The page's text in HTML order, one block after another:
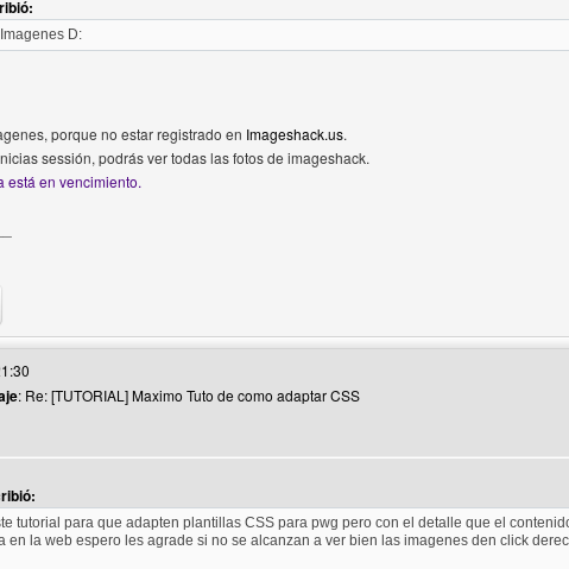
D:
porque no estar registrado en Imageshack.us.
sessión, podrás ver todas las fotos de imageshack.
está en vencimiento.
del autor: master-nemesis
: Re: [TUTORIAL] Maximo Tuto de como adaptar CSS
tutorial para que adapten plantillas CSS para pwg pero con el detalle que el
en la web espero les agrade si no se alcanzan a ver bien las imagenes den click